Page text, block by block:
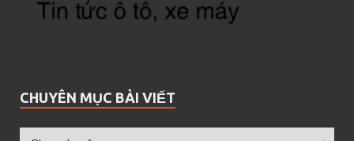
CHUYÊN MỤC BÀI VIẾT